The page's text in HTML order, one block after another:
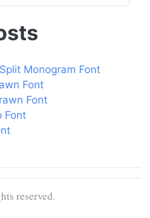
Monogram Font
Font
Font
Font
reserved.